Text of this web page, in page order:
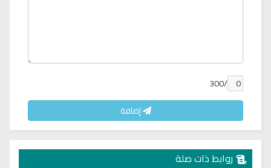
/300
إضافة
روابط ذات صلة